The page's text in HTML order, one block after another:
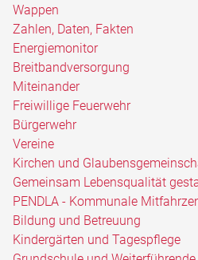
Wappen
Zahlen, Daten, Fakten
Energiemonitor
Breitbandversorgung
Miteinander
Freiwillige Feuerwehr
Bürgerwehr
Vereine
Kirchen und
Gemeinsam Lebensqualität
PENDLA - Kommunale
Bildung und Betreuung
Kindergärten und Tagespflege